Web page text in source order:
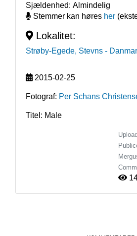
Sjældenhed: Almindelig
Stemmer kan høres her
Lokalitet:
Strøby-Egede, Stevns -
2015-02-25
Fotograf: Per Schans
Titel: Male